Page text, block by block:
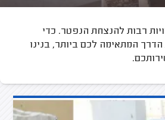
רבות להנצחת הנפטר. כדי
המתאימה לכם ביותר, בנינו